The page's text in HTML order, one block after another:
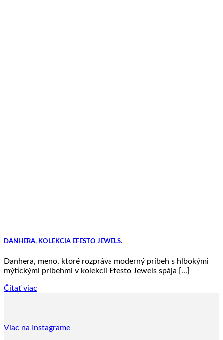
DANHERA, KOLEKCIA EFESTO JEWELS.
Danhera, meno, ktoré rozpráva moderný príbeh s hlbokými
mýtickými príbehmi v kolekcii Efesto Jewels spája [...]
Čítať viac
Viac na Instagrame